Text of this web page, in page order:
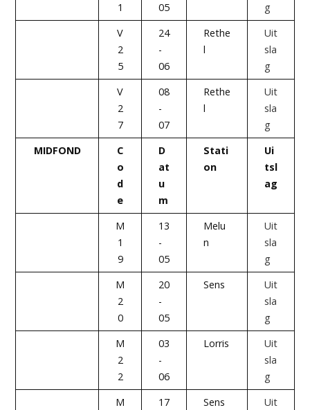
1
05
g
V
2
5
24
-
06
Rethe
l
Uit
sla
g
V
2
7
08
-
07
Rethe
l
Uit
sla
g
MIDFOND
C
o
d
e
D
at
u
m
Stati
on
Ui
tsl
ag
M
1
9
13
-
05
Melu
n
Uit
sla
g
M
2
0
20
-
05
Sens
Uit
sla
g
M
2
2
03
-
06
Lorris
Uit
sla
g
M
17
Sens
Uit